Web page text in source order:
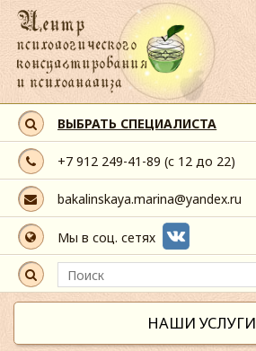
ВЫБРАТЬ СПЕЦИАЛИСТА
+7 912 249-41-89 (с 12 до 22)
bakalinskaya.marina@yandex.ru
Мы в соц. сетях
НАШИ УСЛУГИ